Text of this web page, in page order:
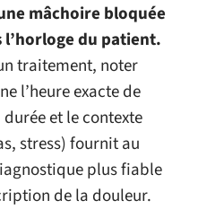
mâchoire bloquée
l’horloge du patient.
traitement, noter
l’heure exacte de
et le contexte
stress) fournit au
plus fiable
de la douleur.